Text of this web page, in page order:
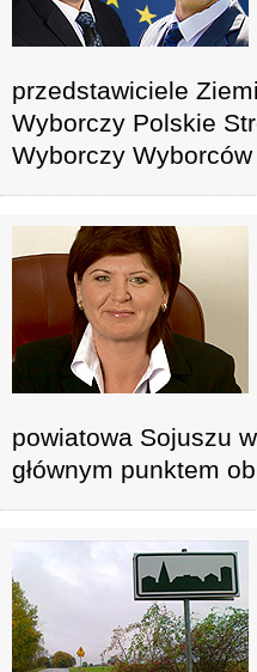
przedstawiciele
Wyborczy Polskie
Wyborczy
powiatowa Sojuszu
głównym punktem